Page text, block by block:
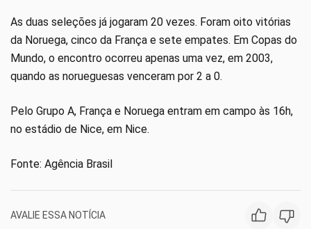
As duas seleções já jogaram 20 vezes. Foram oito vitórias
da Noruega, cinco da França e sete empates. Em Copas do
Mundo, o encontro ocorreu apenas uma vez, em 2003,
quando as norueguesas venceram por 2 a 0.
Pelo Grupo A, França e Noruega entram em campo às 16h,
no estádio de Nice, em Nice.
Fonte: Agência Brasil
AVALIE ESSA NOTÍCIA